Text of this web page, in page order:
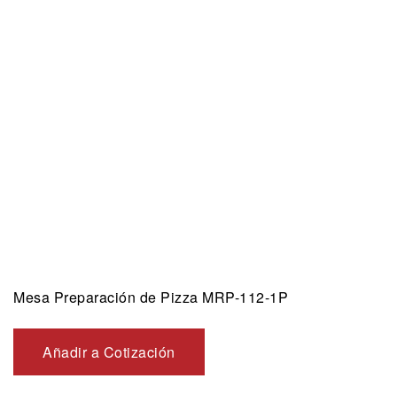
Mesa Preparación de Pizza MRP-112-1P
Añadir a Cotización